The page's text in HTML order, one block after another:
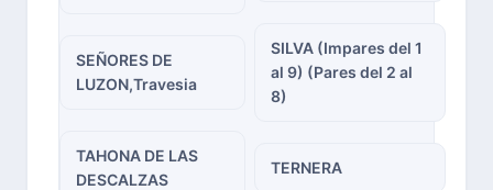
SEÑORES DE
LUZON,Travesia
SILVA (Impares del 1
al 9) (Pares del 2 al
8)
TAHONA DE LAS
DESCALZAS
TERNERA